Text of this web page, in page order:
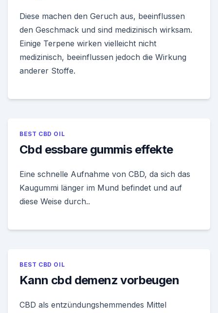
Diese machen den Geruch aus, beeinflussen
den Geschmack und sind medizinisch wirksam.
Einige Terpene wirken vielleicht nicht
medizinisch, beeinflussen jedoch die Wirkung
anderer Stoffe.
BEST CBD OIL
Cbd essbare gummis effekte
Eine schnelle Aufnahme von CBD, da sich das
Kaugummi länger im Mund befindet und auf
diese Weise durch..
BEST CBD OIL
Kann cbd demenz vorbeugen
CBD als entzündungshemmendes Mittel